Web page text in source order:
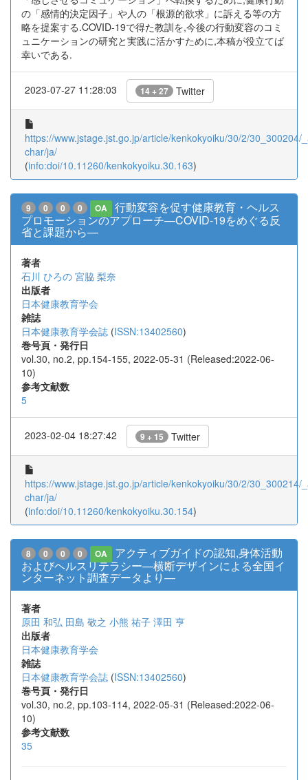
の「感情的決定因子」や人の「根源的欲求」に訴える等の方
略を提案する.COVID-19で得た教訓を,今後の行動変容のコミ
ュニケーションの研究と実践に活かすために,本稿が役立てば
幸いである.
2023-07-27 11:28:03 14 + 27 Twitter
https://www.jstage.jst.go.jp/article/kenkokyoiku/30/2/30_300204/
char/ja/
(info:doi/10.11260/kenkokyoiku.30.163)
9 0 0 0 OA
行動変容を促す健康教育・ヘルス
プロモーションのアプローチ—COVID-19をめぐる反
省と課題から—
著者
石川 ひろの 宮脇 梨奈
出版者
日本健康教育学会
雑誌
日本健康教育学会誌 (ISSN:13402560)
巻号頁・発行日
vol.30, no.2, pp.154-155, 2022-05-31 (Released:2022-06-
10)
参考文献数
5
2023-02-04 18:27:42 9 + 15 Twitter
https://www.jstage.jst.go.jp/article/kenkokyoiku/30/2/30_300214/
char/ja/
(info:doi/10.11260/kenkokyoiku.30.154)
8 0 0 0 OA
アクティブガイドの認知,身体活動
およびヘルスリテラシー—横断デザインによる全国イ
ンターネット調査データより—
著者
原田 和弘 田島 敬之 小熊 祐子 澤田 亨
出版者
日本健康教育学会
雑誌
日本健康教育学会誌 (ISSN:13402560)
巻号頁・発行日
vol.30, no.2, pp.103-114, 2022-05-31 (Released:2022-06-
10)
参考文献数
35